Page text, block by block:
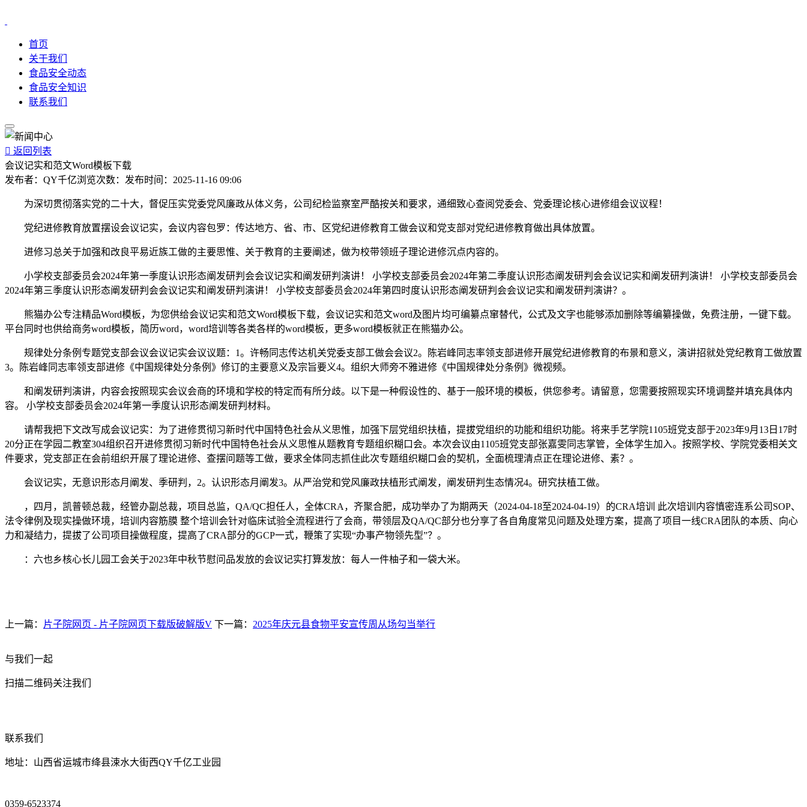
首页
关于我们
食品安全动态
食品安全知识
联系我们
 返回列表
会议记实和范文Word模板下载
发布者： QY千亿浏览次数： 发布时间： 2025-11-16 09:06
为深切贯彻落实党的二十大，督促压实党委党风廉政从体义务，公司纪检监察室严酷按关和要求，通细致心查阅党委会、党委理论核心进修组会议议程！
党纪进修教育放置摆设会议记实，会议内容包罗：传达地方、省、市、区党纪进修教育工做会议和党支部对党纪进修教育做出具体放置。
进修习总关于加强和改良平易近族工做的主要思惟、关于教育的主要阐述，做为校带领班子理论进修沉点内容的。
小学校支部委员会2024年第一季度认识形态阐发研判会会议记实和阐发研判演讲！ 小学校支部委员会2024年第二季度认识形态阐发研判会会议记实和阐发研判演讲！ 小学校支部委员会
2024年第三季度认识形态阐发研判会会议记实和阐发研判演讲！ 小学校支部委员会2024年第四时度认识形态阐发研判会会议记实和阐发研判演讲？。
熊猫办公专注精品Word模板，为您供给会议记实和范文Word模板下载，会议记实和范文word及图片均可编纂点窜替代，公式及文字也能够添加删除等编纂操做，免费注册，一键下载。
平台同时也供给商务word模板，简历word，word培训等各类各样的word模板，更多word模板就正在熊猫办公。
规律处分条例专题党支部会议会议记实会议议题：1。许畅同志传达机关党委支部工做会会议2。陈岩峰同志率领支部进修开展党纪进修教育的布景和意义，演讲招就处党纪教育工做放置
3。陈岩峰同志率领支部进修《中国规律处分条例》修订的主要意义及宗旨要义4。组织大师旁不雅进修《中国规律处分条例》微视频。
和阐发研判演讲，内容会按照现实会议会商的环境和学校的特定而有所分歧。以下是一种假设性的、基于一般环境的模板，供您参考。请留意，您需要按照现实环境调整并填充具体内
容。 小学校支部委员会2024年第一季度认识形态阐发研判材料。
请帮我把下文改写成会议记实：为了进修贯彻习新时代中国特色社会从义思惟，加强下层党组织扶植，提拔党组织的功能和组织功能。将来手艺学院1105班党支部于2023年9月13日17时
20分正在学园二教室304组织召开进修贯彻习新时代中国特色社会从义思惟从题教育专题组织糊口会。本次会议由1105班党支部张嘉雯同志掌管，全体学生加入。按照学校、学院党委相关文
件要求，党支部正在会前组织开展了理论进修、查摆问题等工做，要求全体同志抓住此次专题组织糊口会的契机，全面梳理清点正在理论进修、素？。
会议记实，无意识形态月阐发、季研判，2。认识形态月阐发3。从严治党和党风廉政扶植形式阐发，阐发研判生态情况4。研究扶植工做。
，四月，凯普顿总裁，经管办副总裁，项目总监，QA/QC担任人，全体CRA，齐聚合肥，成功举办了为期两天（2024-04-18至2024-04-19）的CRA培训 此次培训内容慎密连系公司SOP、
法令律例及现实操做环境，培训内容筋膜 整个培训会针对临床试验全流程进行了会商，带领层及QA/QC部分也分享了各自角度常见问题及处理方案，提高了项目一线CRA团队的本质、向心
力和凝结力，提拔了公司项目操做程度，提高了CRA部分的GCP一式，鞭策了实现“办事产物领先型”？。
：六也乡核心长儿园工会关于2023年中秋节慰问品发放的会议记实打算发放：每人一件柚子和一袋大米。
上一篇： 片子院网页 - 片子院网页下载版破解版V 下一篇： 2025年庆元县食物平安宣传周从场勾当举行
与我们一起
扫描二维码关注我们
联系我们
地址：山西省运城市绛县涑水大街西QY千亿工业园
0359-6523374